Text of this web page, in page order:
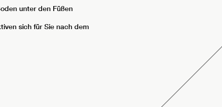
unter den Füßen
sich für Sie nach dem